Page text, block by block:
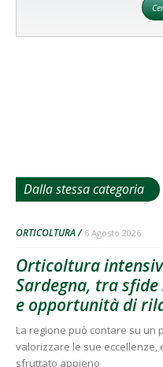
Dalla stessa categoria
ORTICOLTURA 6 Agosto 2026
Orticoltura
Sardegna, tra
e opportunità di
La regione può contare su un
valorizzare le sue eccellenze,
sfruttato appieno